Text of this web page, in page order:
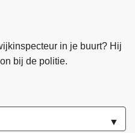
in je buurt? Hij
bij de politie.
▼